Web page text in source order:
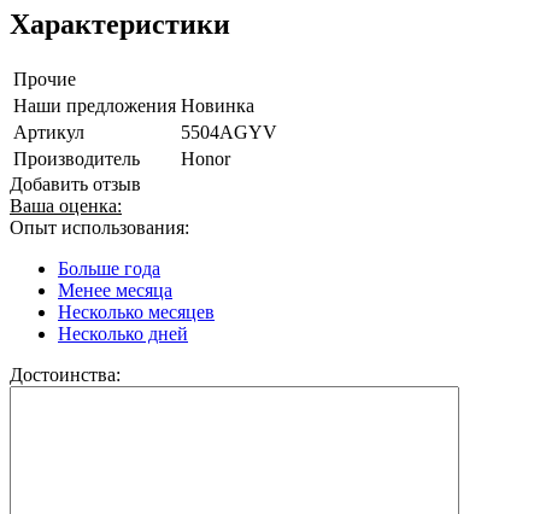
Характеристики
Прочие
Наши предложения Новинка
Артикул
5504AGYV
Производитель
Honor
Добавить отзыв
Ваша оценка:
Опыт использования:
Больше года
Менее месяца
Несколько месяцев
Несколько дней
Достоинства: